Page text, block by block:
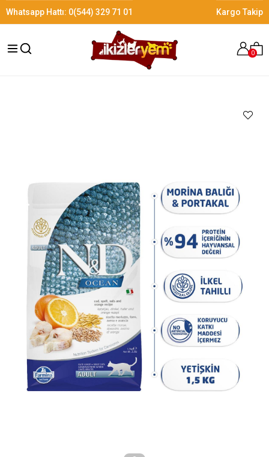
Whatsapp Hattı: 0(544) 329 71 01 Kargo Takip
0